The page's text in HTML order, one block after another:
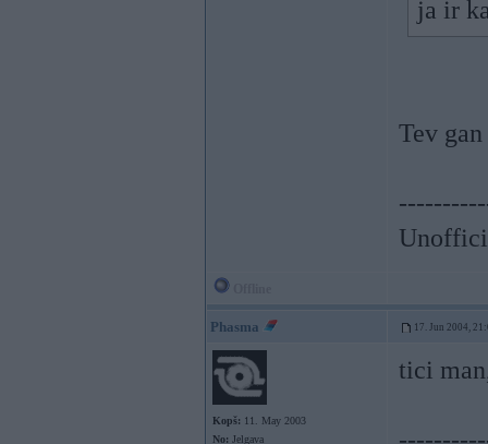
ja ir
Tev
Phasma 17. Jun 2004,
Kopš: 11. May 2003
No: Jelgava
tici